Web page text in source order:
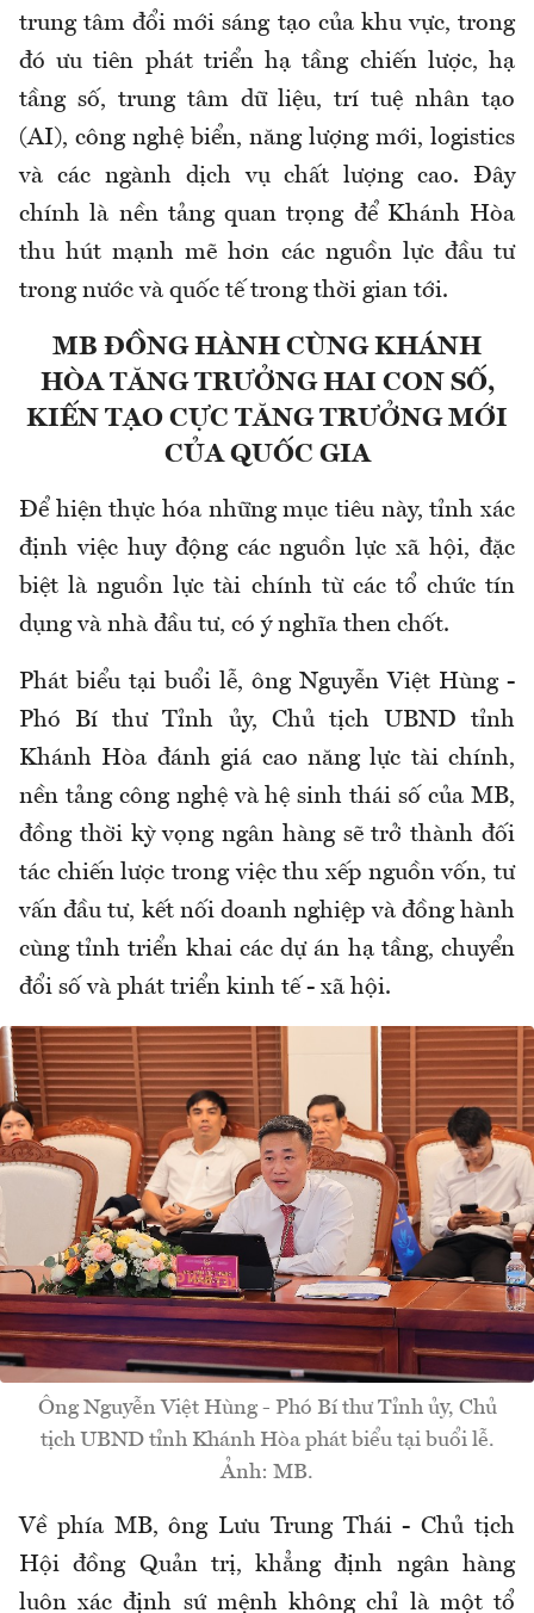
trung tâm đổi mới sáng tạo của khu vực, trong
đó ưu tiên phát triển hạ tầng chiến lược, hạ
tầng số, trung tâm dữ liệu, trí tuệ nhân tạo
(AI), công nghệ biển, năng lượng mới, logistics
và các ngành dịch vụ chất lượng cao. Đây
chính là nền tảng quan trọng để Khánh Hòa
thu hút mạnh mẽ hơn các nguồn lực đầu tư
trong nước và quốc tế trong thời gian tới.
MB ĐỒNG HÀNH CÙNG KHÁNH
HÒA TĂNG TRƯỞNG HAI CON SỐ,
KIẾN TẠO CỰC TĂNG TRƯỞNG MỚI
CỦA QUỐC GIA
Để hiện thực hóa những mục tiêu này, tỉnh xác
định việc huy động các nguồn lực xã hội, đặc
biệt là nguồn lực tài chính từ các tổ chức tín
dụng và nhà đầu tư, có ý nghĩa then chốt.
Phát biểu tại buổi lễ, ông Nguyễn Việt Hùng -
Phó Bí thư Tỉnh ủy, Chủ tịch UBND tỉnh
Khánh Hòa đánh giá cao năng lực tài chính,
nền tảng công nghệ và hệ sinh thái số của MB,
đồng thời kỳ vọng ngân hàng sẽ trở thành đối
tác chiến lược trong việc thu xếp nguồn vốn, tư
vấn đầu tư, kết nối doanh nghiệp và đồng hành
cùng tỉnh triển khai các dự án hạ tầng, chuyển
đổi số và phát triển kinh tế - xã hội.
Ông Nguyễn Việt Hùng - Phó Bí thư Tỉnh ủy, Chủ
tịch UBND tỉnh Khánh Hòa phát biểu tại buổi lễ.
Ảnh: MB.
Về phía MB, ông Lưu Trung Thái - Chủ tịch
Hội đồng Quản trị, khẳng định ngân hàng
luôn xác định sứ mệnh không chỉ là một tổ